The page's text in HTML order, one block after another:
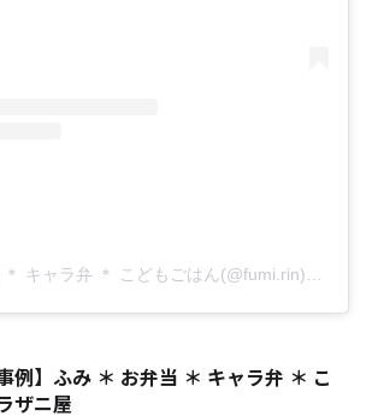
例】 ふみ ＊ お弁当 ＊ キャラ弁 ＊ こ
ザニ屋